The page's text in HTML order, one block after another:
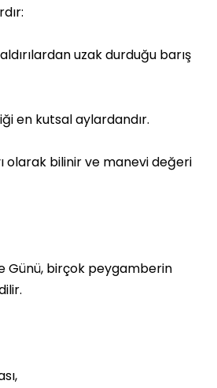
uzak durduğu barış
en kutsal aylardandır.
olarak bilinir ve manevi değeri
Günü, birçok peygamberin